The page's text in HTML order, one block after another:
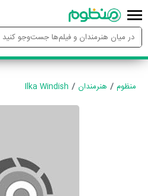
منظوم هنرمندان Ilka Windish